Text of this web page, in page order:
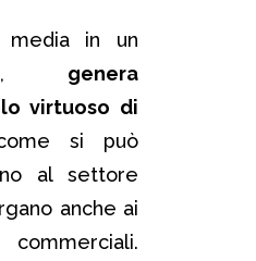
media in un
genera
virtuoso di
si può
al settore
anche ai